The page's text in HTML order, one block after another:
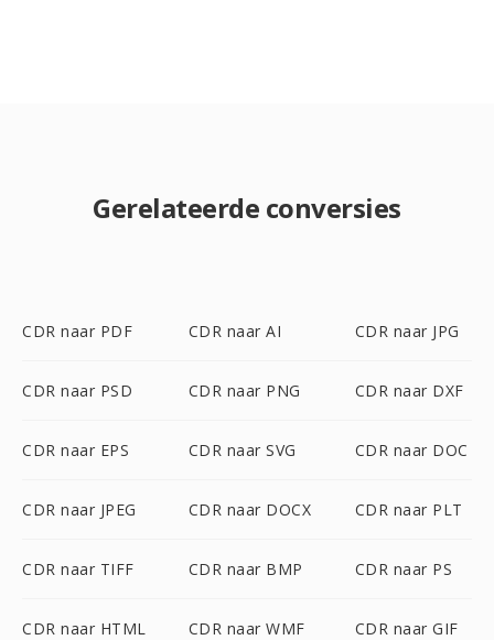
Gerelateerde conversies
CDR naar PDF CDR naar AI CDR naar JPG
CDR naar PSD CDR naar PNG CDR naar DXF
CDR naar EPS CDR naar SVG CDR naar DOC
CDR naar JPEG CDR naar DOCX CDR naar PLT
CDR naar TIFF CDR naar BMP CDR naar PS
CDR naar HTML CDR naar WMF CDR naar GIF